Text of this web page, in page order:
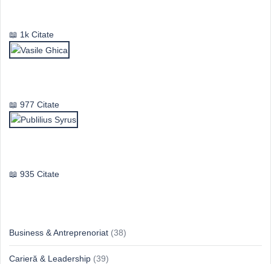
1k Citate
977 Citate
935 Citate
Business & Antreprenoriat (38)
Carieră & Leadership (39)